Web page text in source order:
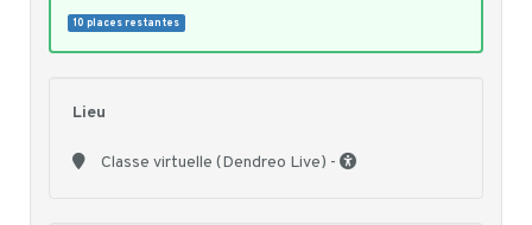
10 places restantes
Lieu
Classe virtuelle (Dendreo Live) -